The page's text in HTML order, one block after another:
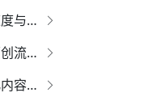
站点分层缓存策略：提升页面响应速度与搜索引擎索引效果的全面指南
内容签名化方案：防止采集站窃取原创流量（完整实务指南）
站点权限控制对索引的影响：私有化内容如何安全展示